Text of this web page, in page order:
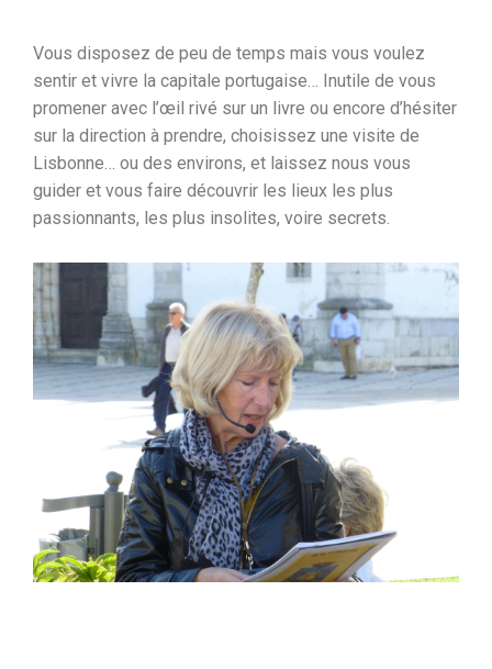
Vous disposez de peu de temps mais vous voulez
sentir et vivre la capitale portugaise… Inutile de vous
promener avec l’œil rivé sur un livre ou encore d’hésiter
sur la direction à prendre, choisissez une visite de
Lisbonne… ou des environs, et laissez nous vous
guider et vous faire découvrir les lieux les plus
passionnants, les plus insolites, voire secrets.